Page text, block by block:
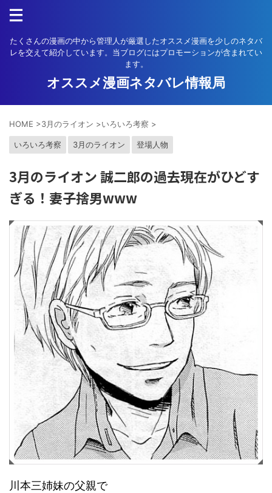
たくさんの漫画の中から管理人が厳選したオススメ漫画を少しのネタバ
レを交えて紹介しています。当ブログにはプロモーションが含まれてい
ます。
オススメ漫画ネタバレ情報局
HOME >3月のライオン >いろいろ考察 >
いろいろ考察 3月のライオン 登場人物
3月のライオン 誠二郎の過去現在がひどす
ぎる！妻子捨男www
川本三姉妹の父親で